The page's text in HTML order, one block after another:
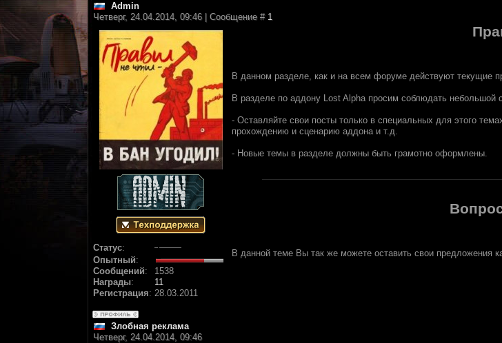
Аdmin
Четверг, 24.04.2014, 09:46 | Сообщение # 1
Статус:
Опытный:
Сообщений:
1538
Награды:
11
Регистрация: 28.03.2011
В данном разделе, как и на всем форуме действуют текущие
В разделе по аддону Lost Alpha просим соблюдать небольшой
- Оставляйте свои посты только в специальных для этого
прохождению и сценарию аддона и т.д.
- Новые темы в разделе должны быть грамотно оформлены.
В данной теме Вы так же можете оставить свои предложения
Злобная реклама
Четверг, 24.04.2014, 09:46